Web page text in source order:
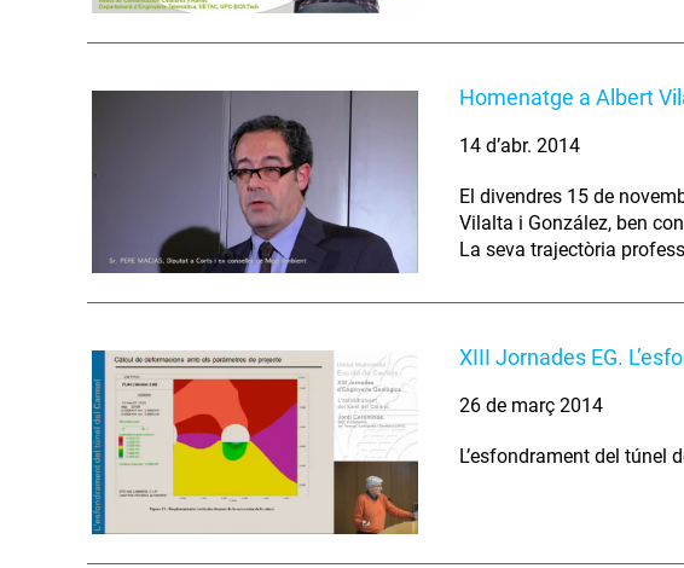
Homenatge a Albert
14 d’abr. 2014
El divendres 15 de
Vilalta i González, ben
La seva trajectòria
XIII Jornades EG.
26 de març 2014
L’esfondrament del túnel